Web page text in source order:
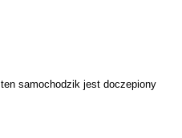
ten samochodzik jest doczepiony